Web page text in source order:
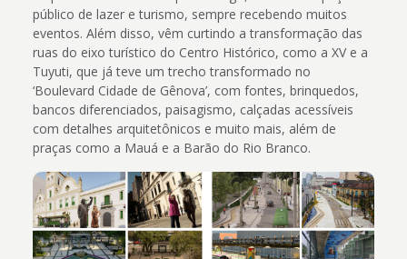
público de lazer e turismo, sempre recebendo muitos
eventos. Além disso, vêm curtindo a transformação das
ruas do eixo turístico do Centro Histórico, como a XV e a
Tuyuti, que já teve um trecho transformado no
‘Boulevard Cidade de Gênova’, com fontes, brinquedos,
bancos diferenciados, paisagismo, calçadas acessíveis
com detalhes arquitetônicos e muito mais, além de
praças como a Mauá e a Barão do Rio Branco.